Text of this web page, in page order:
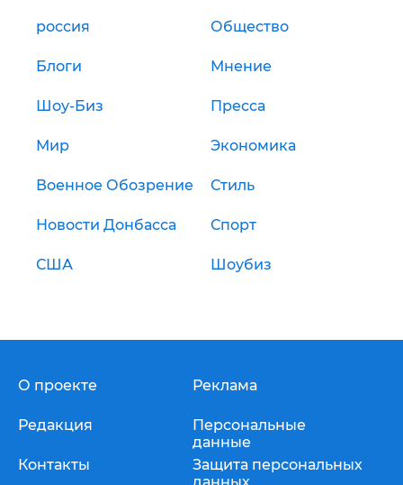
россия Общество
Блоги Мнение
Шоу-Биз Пресса
Мир Экономика
Военное Обозрение Стиль
Новости Донбасса Спорт
США Шоубиз
О проекте
Редакция
Контакты
Реклама
Персональные
данные
Защита персональных